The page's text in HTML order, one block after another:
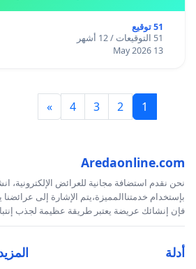
51 توقيع
51 التوقيعات / 12 أشهر
13 May 2026
1
2
3
4
»
Aredaonline.com
نحن نقدم استضافة مجانية للعرائض الإلكترونية،
بإستخدام خدمتناالمميزة،يتم الإشارة إلى عرائضنا
فإن إنشائك عريضة يعتبر طريقة عظيمة لجذب
أدلة